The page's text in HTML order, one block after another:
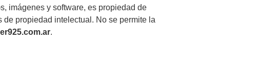
imágenes y software, es propiedad de
propiedad intelectual. No se permite la
.